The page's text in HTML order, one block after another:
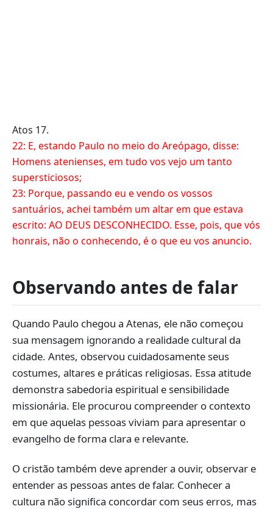
Atos 17.
22: E, estando Paulo no meio do Areópago, disse:
Homens atenienses, em tudo vos vejo um tanto
supersticiosos;
23: Porque, passando eu e vendo os vossos
santuários, achei também um altar em que estava
escrito: AO DEUS DESCONHECIDO. Esse, pois, que vós
honrais, não o conhecendo, é o que eu vos anuncio.
Observando antes de falar
Quando Paulo chegou a Atenas, ele não começou
sua mensagem ignorando a realidade cultural da
cidade. Antes, observou cuidadosamente seus
costumes, altares e práticas religiosas. Essa atitude
demonstra sabedoria espiritual e sensibilidade
missionária. Ele procurou compreender o contexto
em que aquelas pessoas viviam para apresentar o
evangelho de forma clara e relevante.
O cristão também deve aprender a ouvir, observar e
entender as pessoas antes de falar. Conhecer a
cultura não significa concordar com seus erros, mas